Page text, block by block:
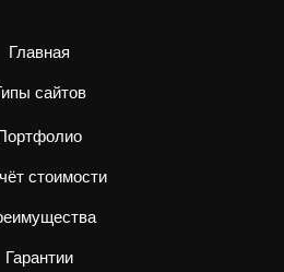
сайтов
стоимости
Гарантии
Главная